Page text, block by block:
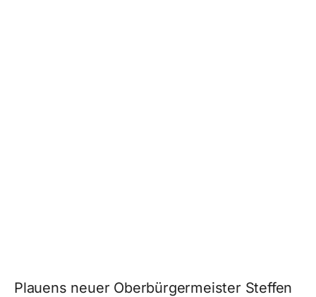
Plauens neuer Oberbürgermeister Steffen